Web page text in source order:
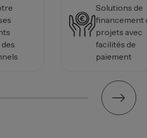
Solutions de
financement
projets avec
facilités de
paiement